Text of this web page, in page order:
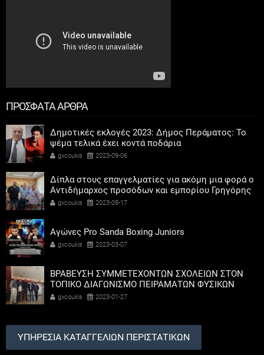
ΠΡΟΣΦΑΤΑ ΑΡΘΡΑ
Δημοτικές εκλογές 2023: Δήμος Περάματος: Το
ψέμα τελικά έχει κοντά ποδάρια
gxcoukis 2023-09-06
Δίπλα στους επαγγελματίες για ακόμη μια φορά ο
Αντιδήμαρχος προσόδων και εμπορίου Γρηγόρης
Καψοκόλης
gxcoukis 2023-08-17
Αγώνες Pro Sanda Boxing Juniors
gxcoukis 2023-03-07
ΒΡΑΒΕΥΣΗ ΣΥΜΜΕΤΕΧΟΝΤΩΝ ΣΧΟΛΕΙΩΝ ΣΤΟΝ
ΤΟΠΙΚΟ ΔΙΑΓΩΝΙΣΜΟ ΠΕΙΡΑΜΑΤΩΝ ΦΥΣΙΚΩΝ
ΕΠΙΣΤΗΜΩΝ
gxcoukis 2023-01-27
ΥΠΗΡΕΣΙΑ ΚΑΤΑΓΓΕΛΙΩΝ ΠΕΡΙΣΤΑΤΙΚΩΝ